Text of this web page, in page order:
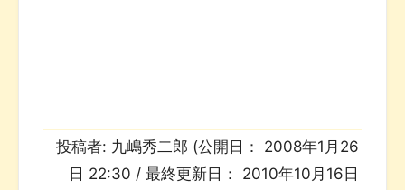
投稿者: 九嶋秀二郎 (公開日： 2008年1月26
日 22:30 / 最終更新日： 2010年10月16日